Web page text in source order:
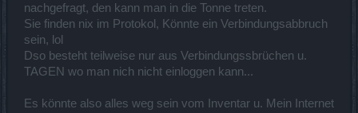
nachgefragt, den kann man in die Tonne treten.
Sie finden nix im Protokol, Könnte ein Verbindungsabbruch
sein, lol
Dso besteht teilweise nur aus Verbindungssbrüchen u.
TAGEN wo man nich nicht einloggen kann...
Es könnte also alles weg sein vom Inventar u. Mein Internet